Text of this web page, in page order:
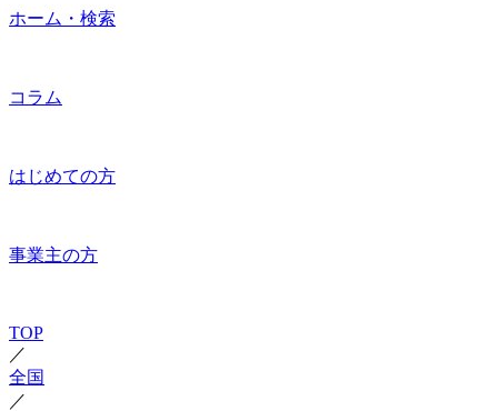
ホーム・検索
コラム
はじめての方
事業主の方
TOP
／
全国
／